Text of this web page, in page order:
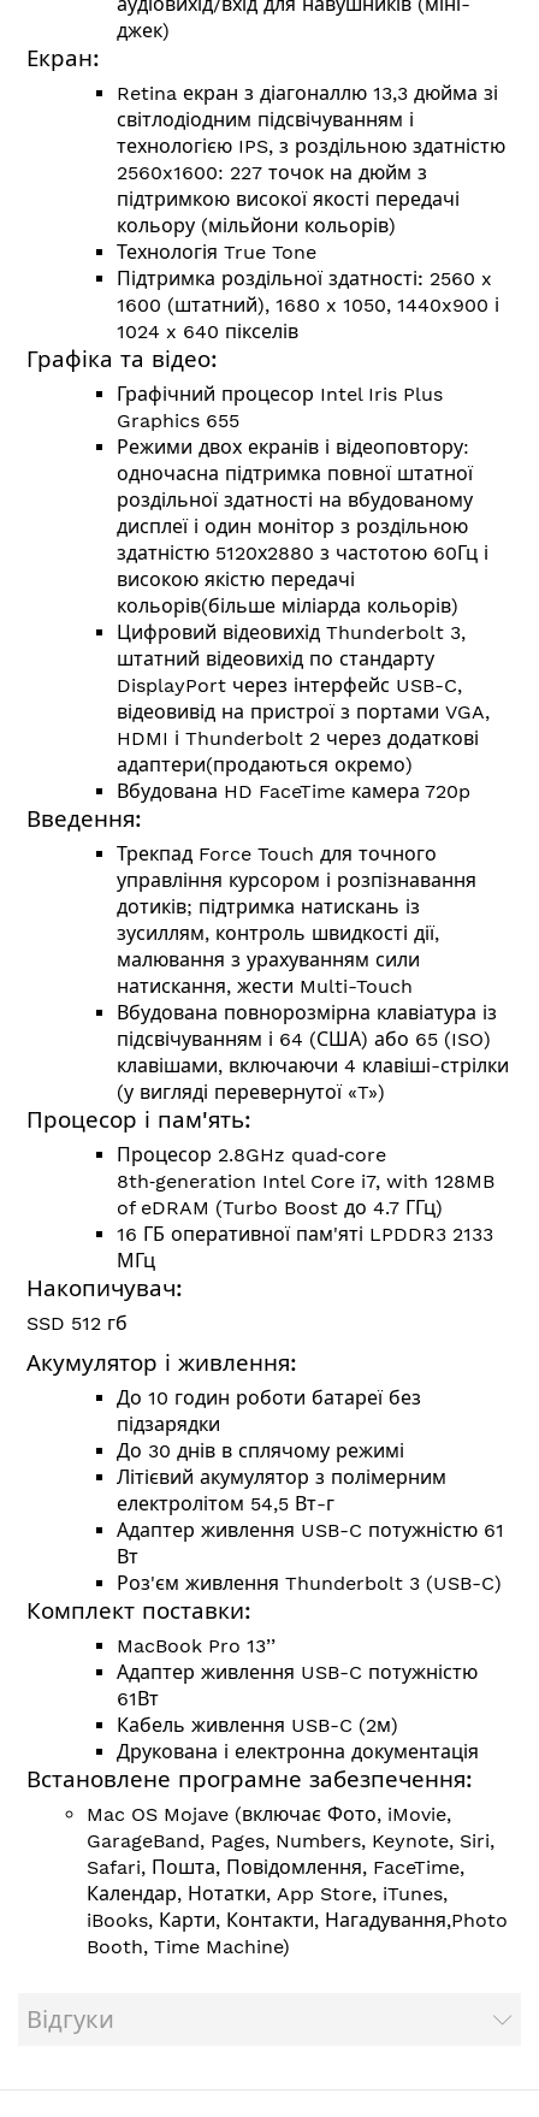
джек)
Екран:
Retina екран з діагоналлю 13,3 дюйма зі
світлодіодним підсвічуванням і
технологією IPS, з роздільною здатністю
2560x1600: 227 точок на дюйм з
підтримкою високої якості передачі
кольору (мільйони кольорів)
Технологія True Tone
Підтримка роздільної здатності: 2560 x
1600 (штатний), 1680 x 1050, 1440x900 і
1024 x 640 пікселів
Графіка та відео:
Графічний процесор Intel Iris Plus
Graphics 655
Режими двох екранів і відеоповтору:
одночасна підтримка повної штатної
роздільної здатності на вбудованому
дисплеї і один монітор з роздільною
здатністю 5120х2880 з частотою 60Гц і
високою якістю передачі
кольорів(більше міліарда кольорів)
Цифровий відеовихід Thunderbolt 3,
штатний відеовихід по стандарту
DisplayPort через інтерфейс USB-C,
відеовивід на пристрої з портами VGA,
HDMI і Thunderbolt 2 через додаткові
адаптери(продаються окремо)
Вбудована HD FaceTime камера 720p
Введення:
Трекпад Force Touch для точного
управління курсором і розпізнавання
дотиків; підтримка натискань із
зусиллям, контроль швидкості дії,
малювання з урахуванням сили
натискання, жести Multi-Touch
Вбудована повнорозмірна клавіатура із
підсвічуванням і 64 (США) або 65 (ISO)
клавішами, включаючи 4 клавіші-стрілки
(у вигляді перевернутої «T»)
Процесор і пам'ять:
Процесор 2.8GHz quad‑core
8th‑generation Intel Core i7, with 128MB
of eDRAM (Turbo Boost до 4.7 ГГц)
16 ГБ оперативної пам'яті LPDDR3 2133
МГц
Накопичувач:
SSD 512 гб
Акумулятор і живлення:
До 10 годин роботи батареї без
підзарядки
До 30 днів в сплячому режимі
Літієвий акумулятор з полімерним
електролітом 54,5 Вт-г
Адаптер живлення USB-C потужністю 61
Вт
Роз'єм живлення Thunderbolt 3 (USB-C)
Комплект поставки:
MacBook Pro 13’’
Адаптер живлення USB-C потужністю
61Вт
Кабель живлення USB-C (2м)
Друкована і електронна документація
Встановлене програмне забезпечення:
Mac OS Mojave (включає Фото, iMovie,
GarageBand, Pages, Numbers, Keynote, Siri,
Safari, Пошта, Повідомлення, FaceTime,
Календар, Нотатки, App Store, iTunes,
iBooks, Карти, Контакти, Нагадування,Photo
Booth, Time Machine)
Відгуки